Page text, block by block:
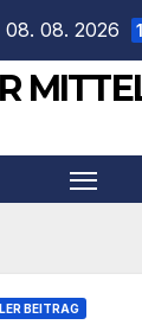
08. 08. 2026
BEITRAG